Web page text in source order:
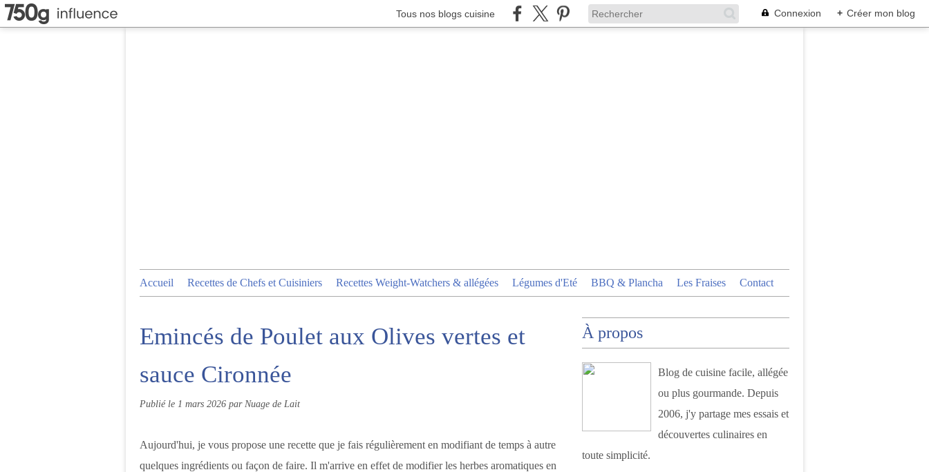
Tous nos blogs cuisine Connexion + Créer mon blog
Accueil Recettes de Chefs et Cuisiniers Recettes Weight-Watchers & allégées Légumes d'Eté BBQ & Plancha Les Fraises Contact
Emincés de Poulet aux Olives vertes et
sauce Cironnée
Publié le 1 mars 2026 par Nuage de Lait
Aujourd'hui, je vous propose une recette que je fais régulièrement en modifiant de temps à autre
quelques ingrédients ou façon de faire. Il m'arrive en effet de modifier les herbes aromatiques en
À propos
Blog de cuisine facile, allégée
ou plus gourmande. Depuis
2006, j'y partage mes essais et
découvertes culinaires en
toute simplicité.